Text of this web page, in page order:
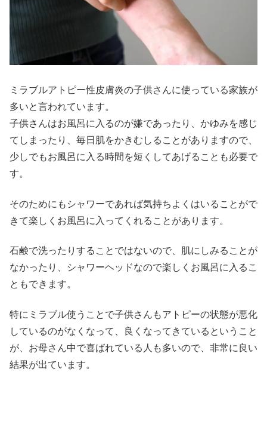
ミラブルアトピー性皮膚炎の子供さんに使っている家族が
多いと言われています。
子供さんはお風呂に入るのが嫌であったり、かゆみを感じ
てしまったり、毎日肌をかきむしることがありますので、
少しでもお風呂に入る時間を短くしてあげることも必要で
す。
そのためにもシャワーであれば気持ちよくはいることがで
きて楽しくお風呂に入ってくれることがあります。
石鹸で洗ったりすることではないので、肌にしみることが
なかったり、シャワーヘッドなので楽しくお風呂に入るこ
ともできます。
特にミラブル使うことで子供さんもアトピーの状態が悪化
しているのがなくなって、良くなってきているということ
が、お母さん中で喜ばれている人も多いので、非常に良い
結果が出ています。